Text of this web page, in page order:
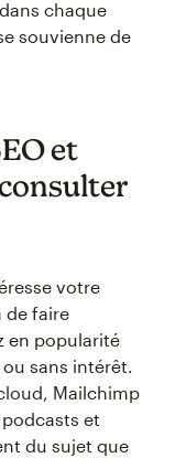
chaque
souvienne de
et
votre
de faire
en popularité
sans intérêt.
Mailchimp
et
du sujet que